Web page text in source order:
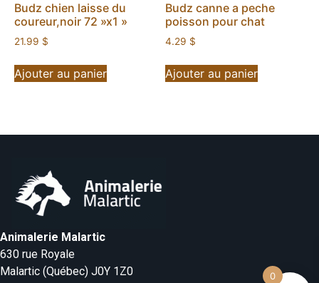
Budz chien laisse du
coureur,noir 72 »x1 »
21.99 $
Ajouter au panier
Budz canne a peche
poisson pour chat
4.29 $
Ajouter au panier
Animalerie Malartic
630 rue Royale
Malartic (Québec) J0Y 1Z0
0